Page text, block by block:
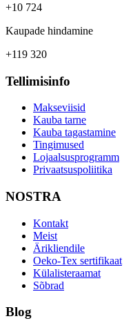
+10 724
Kaupade hindamine
+119 320
Tellimisinfo
Makseviisid
Kauba tarne
Kauba tagastamine
Tingimused
Lojaalsusprogramm
Privaatsuspoliitika
NOSTRA
Kontakt
Meist
Ärikliendile
Oeko-Tex sertifikaat
Külalisteraamat
Sõbrad
Blog